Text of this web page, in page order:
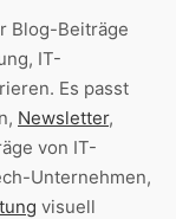
Blog-Beiträge
IT-
Es passt
Newsletter,
von IT-
Unternehmen,
visuell